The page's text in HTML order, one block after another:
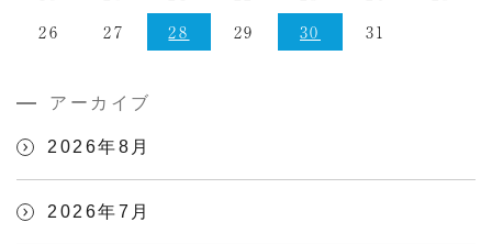
26
27 28 29 30 31
アーカイブ
2026年8月
2026年7月